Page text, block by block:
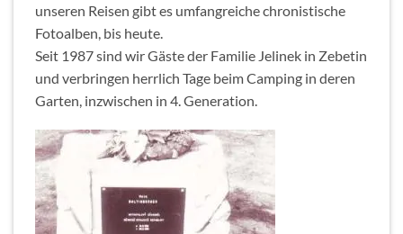
unseren Reisen gibt es umfangreiche chronistische
Fotoalben, bis heute.
Seit 1987 sind wir Gäste der Familie Jelinek in Zebetin
und verbringen herrlich Tage beim Camping in deren
Garten, inzwischen in 4. Generation.